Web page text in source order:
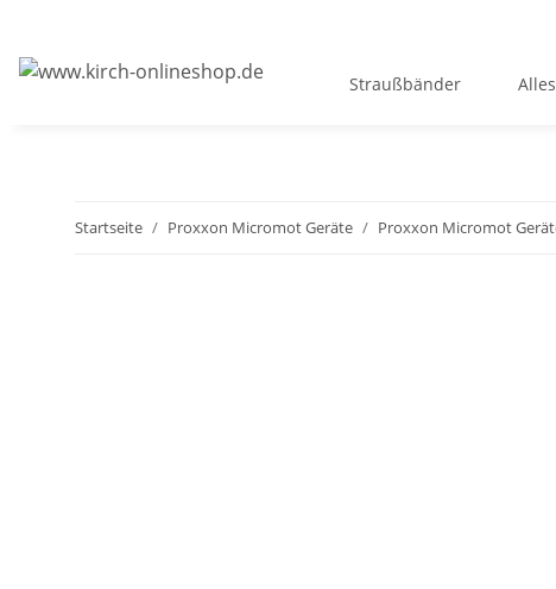
Straußbänder
Startseite Proxxon Micromot Geräte Proxxon Micromot